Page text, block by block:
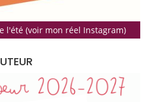
l'été (voir mon réel Instagram)